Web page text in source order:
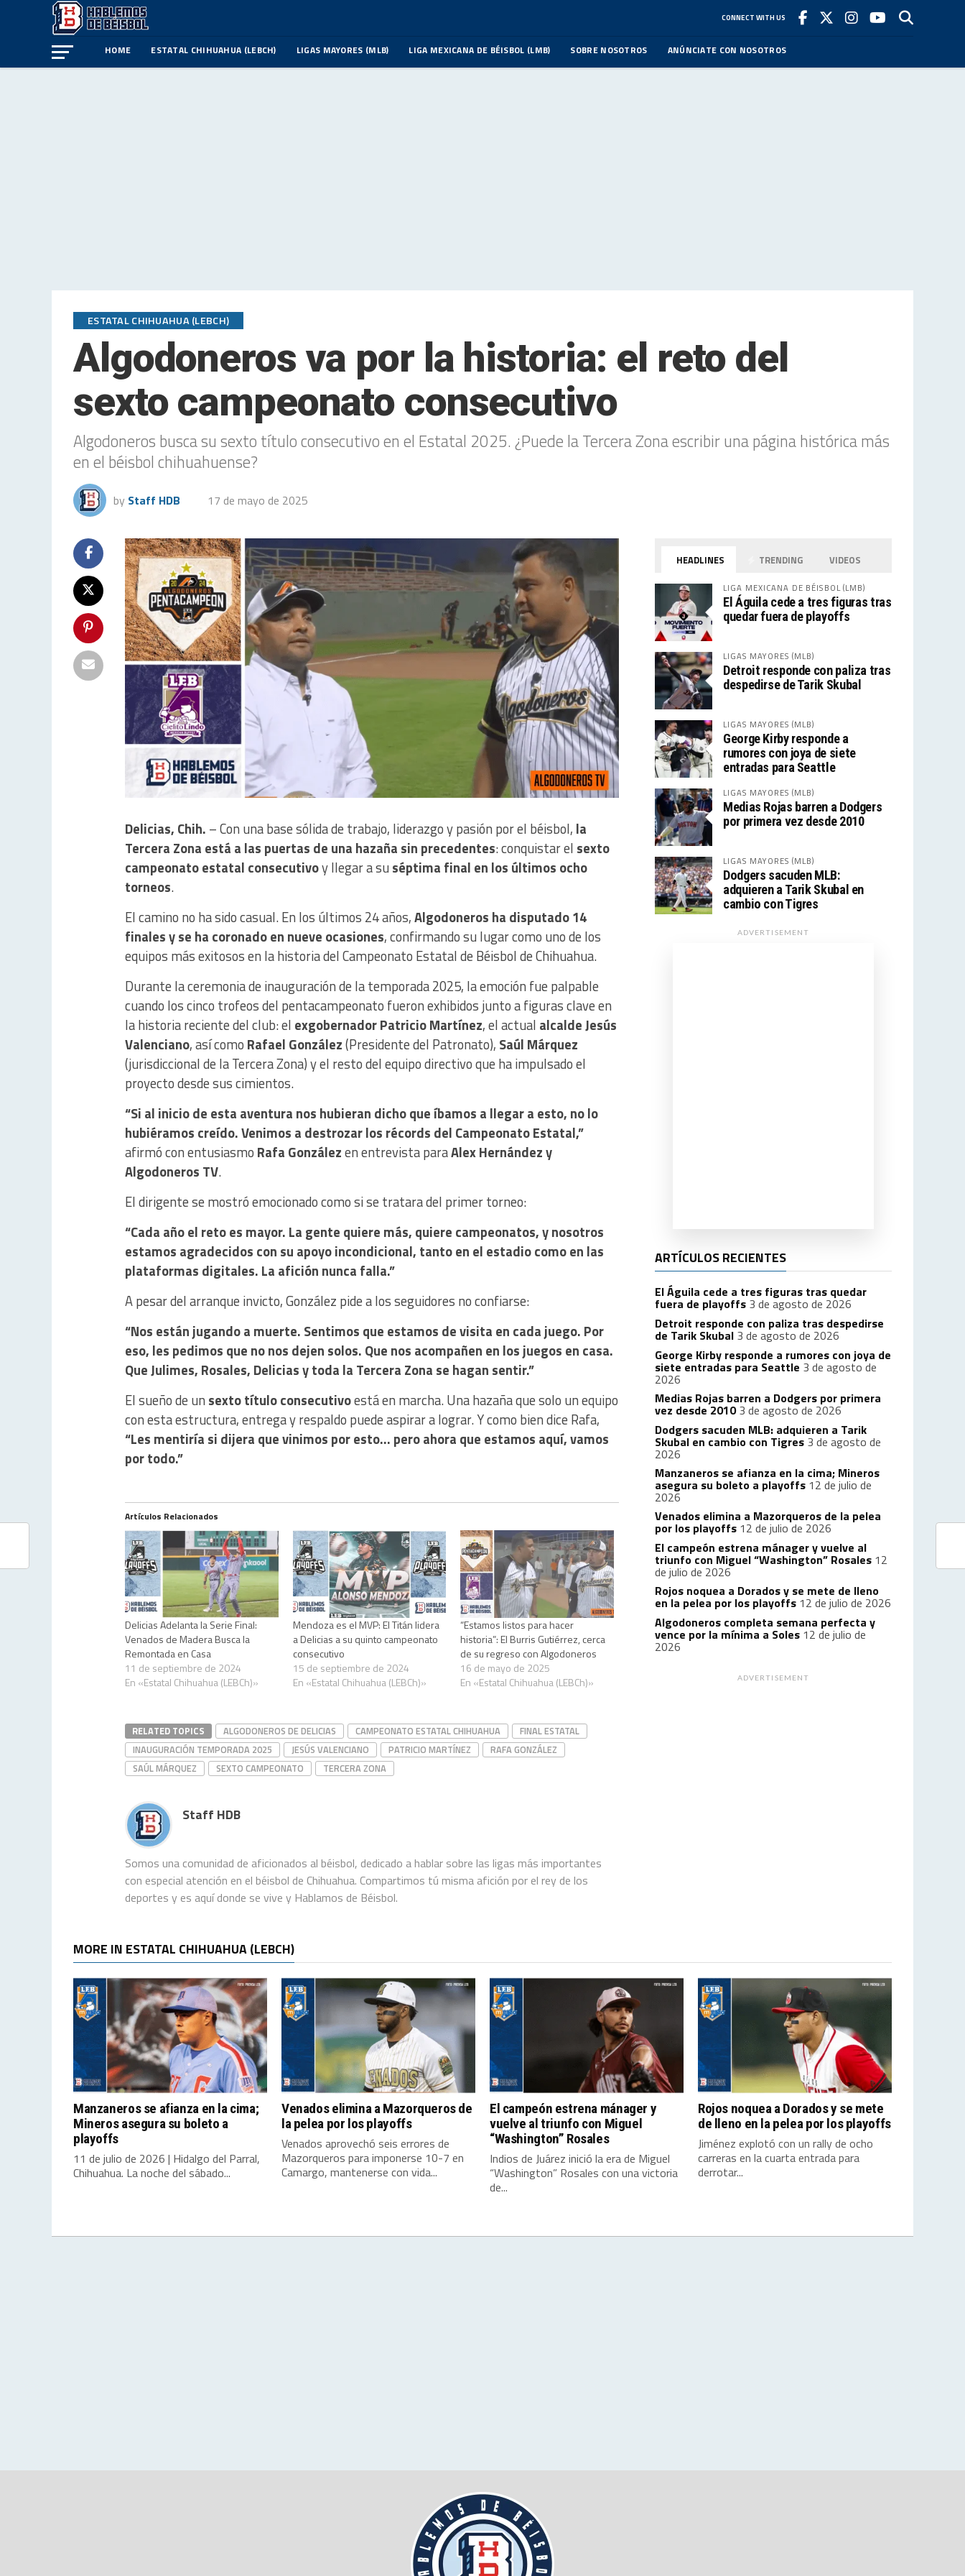
CONNECT WITH US
HOME ESTATAL CHIHUAHUA (LEBCH) LIGAS MAYORES (MLB) LIGA MEXICANA DE BÉISBOL (LMB) SOBRE NOSOTROS ANÚNCIATE CON NOSOTROS
ESTATAL CHIHUAHUA (LEBCH)
Algodoneros va por la historia: el reto del
sexto campeonato consecutivo
Algodoneros busca su sexto título consecutivo en el Estatal 2025. ¿Puede la Tercera Zona escribir una página histórica más
en el béisbol chihuahuense?
by Staff HDB 17 de mayo de 2025
Delicias, Chih. – Con una base sólida de trabajo, liderazgo y pasión por el béisbol, la
Tercera Zona está a las puertas de una hazaña sin precedentes: conquistar el sexto
campeonato estatal consecutivoy llegar a su séptima final en los últimos ocho
torneos.
El camino no ha sido casual. En los últimos 24 años,Algodoneros ha disputado 14
finales y se ha coronado en nueve ocasiones, confirmando su lugar como uno de los
equipos más exitosos en la historia del Campeonato Estatal de Béisbol de Chihuahua.
Durante la ceremonia de inauguración de la temporada 2025, la emoción fue palpable
cuando los cinco trofeos del pentacampeonato fueron exhibidos junto a figuras clave en
la historia reciente del club: el exgobernador Patricio Martínez, el actual alcalde Jesús
Valenciano, así como Rafael González(Presidente del Patronato), Saúl Márquez
(jurisdiccional de la Tercera Zona) y el resto del equipo directivo que ha impulsado el
proyecto desde sus cimientos.
“Si al inicio de esta aventura nos hubieran dicho que íbamos a llegar a esto, no lo
hubiéramos creído. Venimos a destrozar los récords del Campeonato Estatal,”
afirmó con entusiasmo Rafa Gonzálezen entrevista paraAlex Hernández y
Algodoneros TV.
El dirigente se mostró emocionado como si se tratara del primer torneo:
“Cada año el reto es mayor. La gente quiere más, quiere campeonatos, y nosotros
estamos agradecidos con su apoyo incondicional, tanto en el estadio como en las
plataformas digitales. La afición nunca falla.”
A pesar del arranque invicto, González pide a los seguidores no confiarse:
“Nos están jugando a muerte. Sentimos que estamos de visita en cada juego. Por
eso, les pedimos que no nos dejen solos. Que nos acompañen en los juegos en casa.
Que Julimes, Rosales, Delicias y toda la Tercera Zona se hagan sentir.”
El sueño de un sexto título consecutivoestá en marcha. Una hazaña que solo un equipo
con esta estructura, entrega y respaldo puede aspirar a lograr. Y como bien dice Rafa,
“Les mentiría si dijera que vinimos por esto… pero ahora que estamos aquí, vamos
por todo.”
Artículos Relacionados
Delicias Adelanta la Serie Final:
Venados de Madera Busca la
Remontada en Casa
11 de septiembre de 2024
En «Estatal Chihuahua (LEBCh)»
Mendoza es el MVP: El Titán lidera
a Delicias a su quinto campeonato
consecutivo
15 de septiembre de 2024
En «Estatal Chihuahua (LEBCh)»
“Estamos listos para hacer
historia”: El Burris Gutiérrez, cerca
de su regreso con Algodoneros
16 de mayo de 2025
En «Estatal Chihuahua (LEBCh)»
RELATED TOPICS ALGODONEROS DE DELICIAS CAMPEONATO ESTATAL CHIHUAHUA
FINAL ESTATAL
INAUGURACIÓN TEMPORADA 2025
JESÚS VALENCIANO PATRICIO MARTÍNEZ
RAFA GONZÁLEZ
SAÚL MÁRQUEZ
SEXTO CAMPEONATO TERCERA ZONA
Staff HDB
Somos una comunidad de aficionados al béisbol, dedicado a hablar sobre las ligas más importantes
con especial atención en el béisbol de Chihuahua. Compartimos tú misma afición por el rey de los
deportes y es aquí donde se vive y Hablamos de Béisbol.
HEADLINES TRENDING VIDEOS
LIGA MEXICANA DE BÉISBOL (LMB)
El Águila cede a tres figuras tras
quedar fuera de playoffs
LIGAS MAYORES (MLB)
Detroit responde con paliza tras
despedirse de Tarik Skubal
LIGAS MAYORES (MLB)
George Kirby responde a
rumores con joya de siete
entradas para Seattle
LIGAS MAYORES (MLB)
Medias Rojas barren a Dodgers
por primera vez desde 2010
LIGAS MAYORES (MLB)
Dodgers sacuden MLB:
adquieren a Tarik Skubal en
cambio con Tigres
ADVERTISEMENT
ARTÍCULOS RECIENTES
El Águila cede a tres figuras tras quedar
fuera de playoffs 3 de agosto de 2026
Detroit responde con paliza tras despedirse
de Tarik Skubal 3 de agosto de 2026
George Kirby responde a rumores con joya de
siete entradas para Seattle 3 de agosto de
2026
Medias Rojas barren a Dodgers por primera
vez desde 2010 3 de agosto de 2026
Dodgers sacuden MLB: adquieren a Tarik
Skubal en cambio con Tigres 3 de agosto de
2026
Manzaneros se afianza en la cima; Mineros
asegura su boleto a playoffs 12 de julio de
2026
Venados elimina a Mazorqueros de la pelea
por los playoffs 12 de julio de 2026
El campeón estrena mánager y vuelve al
triunfo con Miguel “Washington” Rosales 12
de julio de 2026
Rojos noquea a Dorados y se mete de lleno
en la pelea por los playoffs 12 de julio de 2026
Algodoneros completa semana perfecta y
vence por la mínima a Soles 12 de julio de
2026
ADVERTISEMENT
MORE IN ESTATAL CHIHUAHUA (LEBCH)
Manzaneros se afianza en la cima;
Mineros asegura su boleto a
playoffs
11 de julio de 2026 | Hidalgo del Parral,
Chihuahua. La noche del sábado...
Venados elimina a Mazorqueros de
la pelea por los playoffs
Venados aprovechó seis errores de
Mazorqueros para imponerse 10-7 en
Camargo, mantenerse con vida...
El campeón estrena mánager y
vuelve al triunfo con Miguel
“Washington” Rosales
Indios de Juárez inició la era de Miguel
“Washington” Rosales con una victoria
de...
Rojos noquea a Dorados y se mete
de lleno en la pelea por los playoffs
Jiménez explotó con un rally de ocho
carreras en la cuarta entrada para
derrotar...